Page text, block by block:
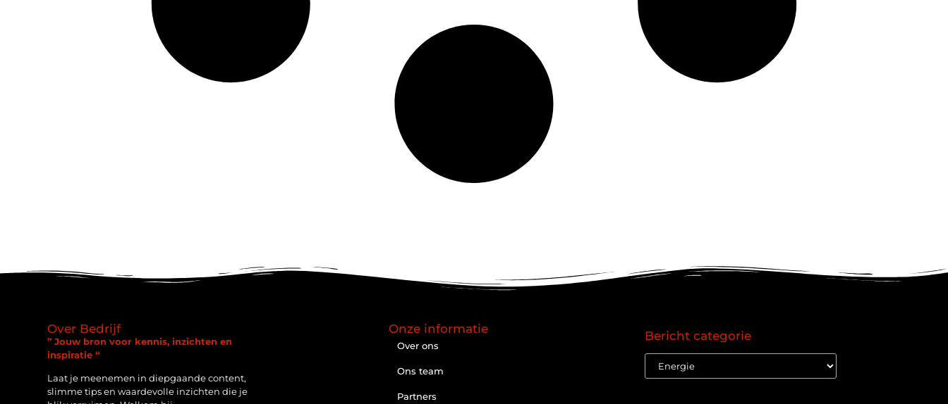
Over Bedrijf
” Jouw bron voor kennis, inzichten en
inspiratie “
Laat je meenemen in diepgaande content,
slimme tips en waardevolle inzichten die je
Onze informatie
Over ons
Ons team
Partners
Bericht categorie